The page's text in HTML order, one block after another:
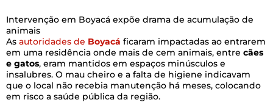
Intervenção em Boyacá expõe drama de acumulação de
animais
As autoridades de Boyacá ficaram impactadas ao entrarem
em uma residência onde mais de cem animais, entre cães
e gatos, eram mantidos em espaços minúsculos e
insalubres. O mau cheiro e a falta de higiene indicavam
que o local não recebia manutenção há meses, colocando
em risco a saúde pública da região.